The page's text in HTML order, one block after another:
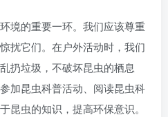
境的重要一环。我们应该尊重
扰它们。在户外活动时，我们
扔垃圾，不破坏昆虫的栖息
加昆虫科普活动、阅读昆虫科
昆虫的知识，提高环保意识。